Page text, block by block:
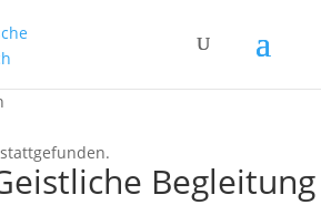
Begleitung